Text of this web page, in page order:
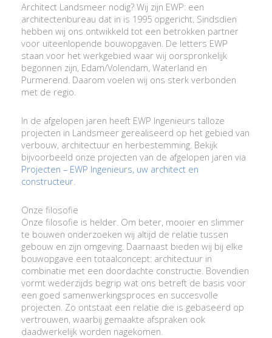
Architect Landsmeer nodig? Wij zijn EWP: een
architectenbureau dat in is 1995 opgericht. Sindsdien
hebben wij ons ontwikkeld tot een betrokken partner
voor uiteenlopende bouwopgaven. De letters EWP
staan voor het werkgebied waar wij oorspronkelijk
begonnen zijn, Edam/Volendam, Waterland en
Purmerend. Daarom voelen wij ons sterk verbonden
met de regio.
In de afgelopen jaren heeft EWP Ingenieurs talloze
projecten in Landsmeer gerealiseerd op het gebied van
verbouw, architectuur en herbestemming. Bekijk
bijvoorbeeld onze projecten van de afgelopen jaren via
Projecten – EWP Ingenieurs, uw architect en
constructeur
Onze filosofie
Onze filosofie is helder. Om beter, mooier en slimmer
te bouwen onderzoeken wij altijd de relatie tussen
gebouw en zijn omgeving. Daarnaast bieden wij bij elke
bouwopgave een totaalconcept: architectuur in
combinatie met een doordachte constructie. Bovendien
vormt wederzijds begrip wat ons betreft de basis voor
een goed samenwerkingsproces en succesvolle
projecten. Zo ontstaat een relatie die is gebaseerd op
vertrouwen, waarbij gemaakte afspraken ook
daadwerkelijk worden nagekomen.